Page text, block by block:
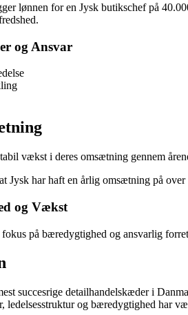
lønnen for en Jysk butikschef på
og Ansvar
vækst i deres omsætning gennem
Jysk har haft en årlig omsætning på
og Vækst
fokus på bæredygtighed og ansvarlig
succesrige detailhandelskæder i
ledelsesstruktur og bæredygtighed har